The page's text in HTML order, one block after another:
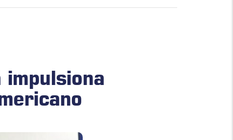
impulsiona